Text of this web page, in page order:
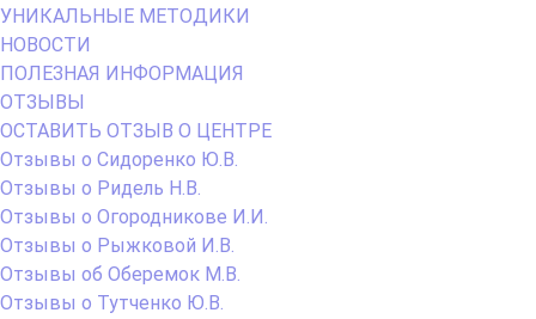
УНИКАЛЬНЫЕ МЕТОДИКИ
НОВОСТИ
ПОЛЕЗНАЯ ИНФОРМАЦИЯ
ОТЗЫВЫ
ОСТАВИТЬ ОТЗЫВ О ЦЕНТРЕ
Отзывы о Сидоренко Ю.В.
Отзывы о Ридель Н.В.
Отзывы о Огородникове И.И.
Отзывы о Рыжковой И.В.
Отзывы об Оберемок М.В.
Отзывы о Тутченко Ю.В.